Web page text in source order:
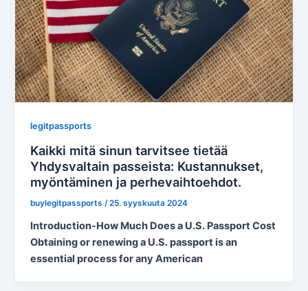
legitpassports
Kaikki mitä sinun tarvitsee tietää
Yhdysvaltain passeista: Kustannukset,
myöntäminen ja perhevaihtoehdot.
buylegitpassports /25. syyskuuta 2024
Introduction-How Much Does a U.S. Passport Cost
Obtaining or renewing a U.S. passport is an
essential process for any American